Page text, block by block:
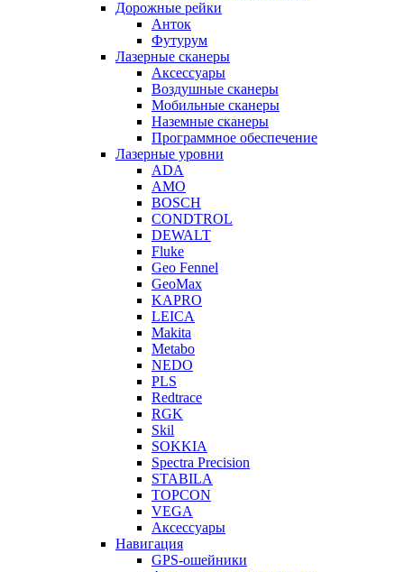
Дорожные рейки
Анток
Футурум
Лазерные сканеры
Аксессуары
Воздушные сканеры
Мобильные сканеры
Наземные сканеры
Программное обеспечение
Лазерные уровни
ADA
AMO
BOSCH
CONDTROL
DEWALT
Fluke
Geo Fennel
GeoMax
KAPRO
LEICA
Makita
Metabo
NEDO
PLS
Redtrace
RGK
Skil
SOKKIA
Spectra Precision
STABILA
TOPCON
VEGA
Аксессуары
Навигация
GPS-ошейники